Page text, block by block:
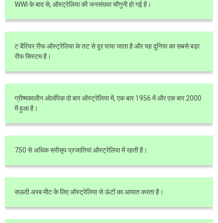
WWI के बाद से, ऑस्ट्रेलिया की जनसंख्या चौगुनी हो गई है।
ट बैरियर रीफ ऑस्ट्रेलिया के तट से दूर पाया जाता है और यह दुनिया का सबसे बड़ा
रीफ सिस्टम है।
ग्रीष्मकालीन ओलंपिक दो बार ऑस्ट्रेलिया में, एक बार 1956 में और एक बार 2000
में हुआ है।
750 से अधिक सरीसृप प्रजातियां ऑस्ट्रेलिया में रहती है।
सऊदी अरब मीट के लिए ऑस्ट्रेलिया से ऊंटों का आयात करता है।